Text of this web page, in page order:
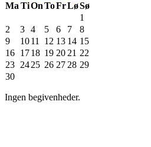
Ma TiOnToFrLøSø
1
2
3 4 5 6 7
8
9
1011 12 13 14 15
16 1718 19 20 21 22
23 2425 26 27 28 29
30
Ingen begivenheder.